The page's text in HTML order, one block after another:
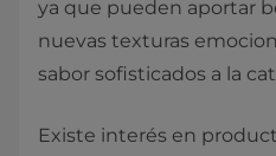
ya que pueden aportar
nuevas texturas
sabor sofisticados a la
Existe interés en